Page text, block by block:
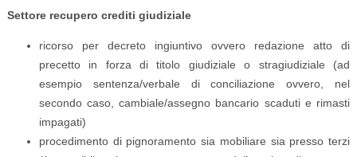
Settore recupero crediti giudiziale
ricorso per decreto ingiuntivo ovvero redazione atto di
precetto in forza di titolo giudiziale o stragiudiziale (ad
esempio sentenza/verbale di conciliazione ovvero, nel
secondo caso, cambiale/assegno bancario scaduti e rimasti
impagati)
procedimento di pignoramento sia mobiliare sia presso terzi